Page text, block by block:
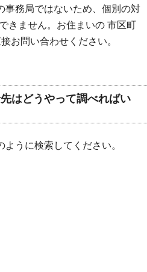
事務局ではないため、個別の対
きません。お住まいの 市区町
お問い合わせください。
はどうやって調べればい
うに検索してください。